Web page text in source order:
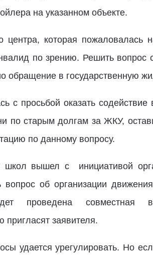
на указанном объекте.
центра, которая
по зрению. Решить
обращение в государственную
с просьбой оказать
по старым долгам за ЖКУ,
по данному вопросу.
школ вышел с инициативой
вопрос об организации
проведена совместная
пригласят заявителя.
удается урегулировать. Но